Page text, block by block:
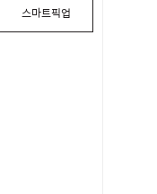
스마트픽업